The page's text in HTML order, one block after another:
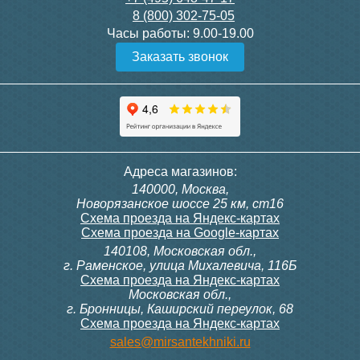
Конвектор ITT.080.200.1300
с решеткой GRILL.SGW-20-
Конвектор ITT.080.200.1000
с решеткой GRILL.SGW-20-
Конвектор ITT.080.200.1000
с решеткой GRILL.SGW-20-
Конвектор ITT.080.200.900 с
решеткой GRILL.SGA-20-
Подробнее Подробнее
100T, 230В (накладной,
расписание, упр.с пульта)
28 000
300, 230В (врезной - квадр.
коробка)
9 700
8 (800) 302-75-05
Часы работы: 9.00-19.00
Заказать звонок
Адреса магазинов:
140000, Москва,
Новорязанское шоссе 25 км, ст16
Схема проезда на Яндекс-картах
Схема проезда на Google-картах
140108, Московская обл.,
г. Раменское, улица Михалевича, 116Б
Схема проезда на Яндекс-картах
Московская обл.,
г. Бронницы, Каширский переулок, 68
Схема проезда на Яндекс-картах
sales@mirsantekhniki.ru